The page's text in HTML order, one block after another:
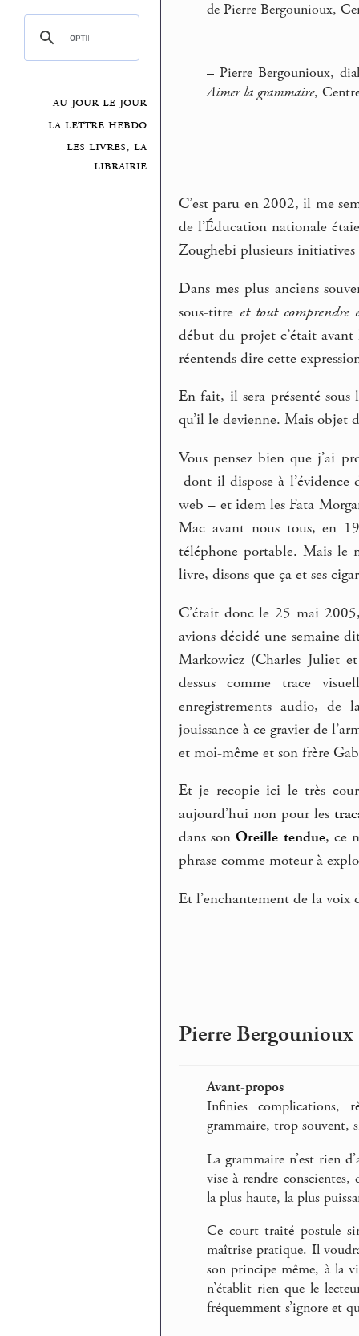
au jour le jour
la lettre hebdo
les livres, la
librairie
de Pierre Bergounioux,
– Pierre Bergounioux,
Aimer la grammaire,
C’est paru en 2002, il me
de l’Éducation nationale
Zoughebi plusieurs
Dans mes plus anciens
sous-titre et tout comprendre
début du projet c’était
réentends dire cette
En fait, il sera présenté
qu’il le devienne. Mais objet
Vous pensez bien que j’ai
dont il dispose à
web – et idem les Fata
Mac avant nous tous, en
téléphone portable. Mais le
livre, disons que ça et ses
C’était donc le 25 mai
avions décidé une semaine
Markowicz (Charles Juliet
dessus comme trace
enregistrements audio, de
jouissance à ce gravier de
et moi-même et son frère
Et je recopie ici le très
aujourd’hui non pour les
dans sonOreille tendue, ce
phrase comme moteur à
Et l’enchantement de la
Pierre
Avant-propos
Infinies complications,
grammaire, trop souvent,
La grammaire n’est rien
vise à rendre conscientes,
la plus haute, la plus
Ce court traité postule
maîtrise pratique. Il
son principe même, à la
n’établit rien que le
fréquemment s’ignore et